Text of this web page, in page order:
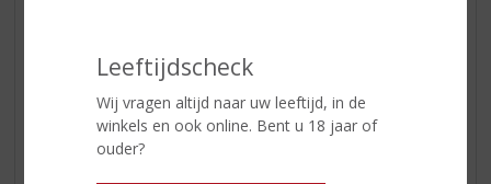
Leeftijdscheck
Wij vragen altijd naar uw leeftijd, in de
winkels en ook online. Bent u 18 jaar of
ouder?
GLASWERK
GESCHENKVERPAKKING
(RELATIE)GESCHENKEN